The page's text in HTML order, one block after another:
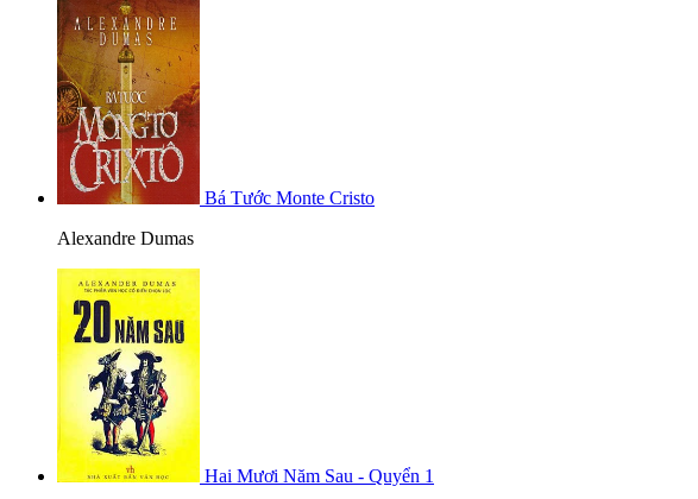
Bá Tước Monte Cristo
Alexandre Dumas
Hai Mươi Năm Sau - Quyển 1